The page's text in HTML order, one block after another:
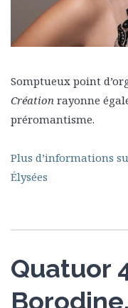
Somptueux point
Création rayonne
préromantisme.
Plus d’informations
Élysées
Quatuor